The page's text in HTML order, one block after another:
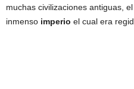
muchas civilizaciones antiguas, el
inmenso imperio el cual era